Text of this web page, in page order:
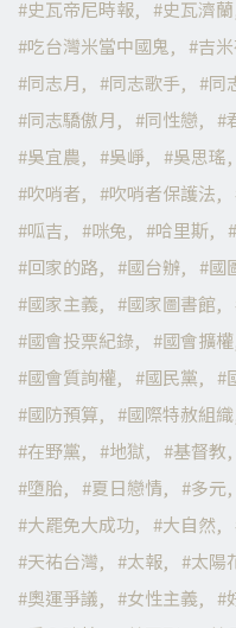
史瓦帝尼時報
史瓦濟蘭
吃台灣米當中國鬼
吉
同志月
同志歌手 同
同志驕傲月
同性戀
吳宜農
吳崢 吳思瑤
吹哨者
吹哨者保護法
呱吉
咪兔 哈里斯
回家的路
國台辦 國
國家主義
國家圖書館
國會投票紀錄
國會擴權
國會質詢權
國民黨
國防預算
國際特赦組織
在野黨
地獄 基督教
墮胎
夏日戀情 多元
大罷免大成功
大自然
天祐台灣
太報 太陽
奧運爭議
女性主義